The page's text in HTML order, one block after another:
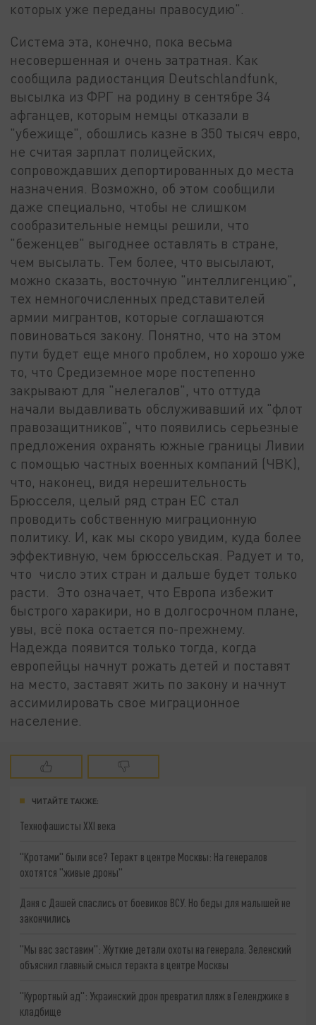
которых уже переданы правосудию".
Система эта, конечно, пока весьма
несовершенная и очень затратная. Как
сообщила радиостанция Deutschlandfunk,
высылка из ФРГ на родину в сентябре 34
афганцев, которым немцы отказали в
"убежище", обошлись казне в 350 тысяч евро,
не считая зарплат полицейских,
сопровождавших депортированных до места
назначения. Возможно, об этом сообщили
даже специально, чтобы не слишком
сообразительные немцы решили, что
"беженцев" выгоднее оставлять в стране,
чем высылать. Тем более, что высылают,
можно сказать, восточную "интеллигенцию",
тех немногочисленных представителей
армии мигрантов, которые соглашаются
повиноваться закону. Понятно, что на этом
пути будет еще много проблем, но хорошо уже
то, что Средиземное море постепенно
закрывают для "нелегалов", что оттуда
начали выдавливать обслуживавший их "флот
правозащитников", что появились серьезные
предложения охранять южные границы Ливии
с помощью частных военных компаний (ЧВК),
что, наконец, видя нерешительность
Брюсселя, целый ряд стран ЕС стал
проводить собственную миграционную
политику. И, как мы скоро увидим, куда более
эффективную, чем брюссельская. Радует и то,
что число этих стран и дальше будет только
расти. Это означает, что Европа избежит
быстрого харакири, но в долгосрочном плане,
увы, всё пока остается по-прежнему.
Надежда появится только тогда, когда
европейцы начнут рожать детей и поставят
на место, заставят жить по закону и начнут
ассимилировать свое миграционное
население.
ЧИТАЙТЕ ТАКЖЕ:
Технофашисты XXI века
"Кротами" были все? Теракт в центре Москвы: На генералов
охотятся "живые дроны"
Даня с Дашей спаслись от боевиков ВСУ. Но беды для малышей не
закончились
"Мы вас заставим": Жуткие детали охоты на генерала. Зеленский
объяснил главный смысл теракта в центре Москвы
"Курортный ад": Украинский дрон превратил пляж в Геленджике в
кладбище